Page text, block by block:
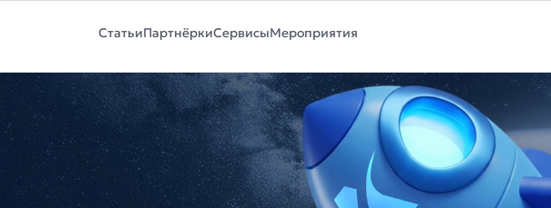
СтатьиПартнёркиСервисыМероприятия